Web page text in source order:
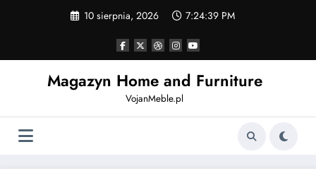
10 sierpnia, 2026 7:24:40 PM
Magazyn Home and Furniture
VojanMeble.pl